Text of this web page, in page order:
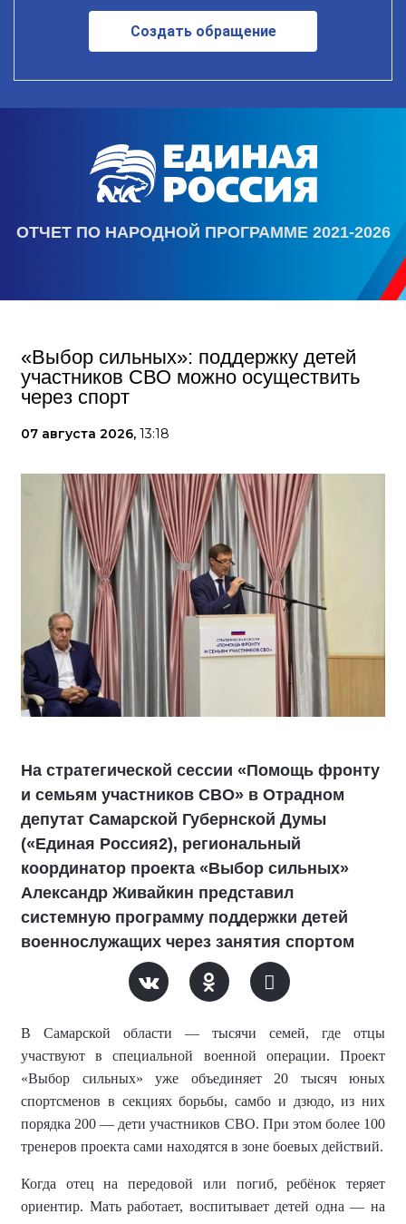
Создать обращение
ОТЧЕТ ПО НАРОДНОЙ ПРОГРАММЕ 2021-2026
«Выбор сильных»: поддержку детей
участников СВО можно осуществить
через спорт
07 августа 2026, 13:18
На стратегической сессии «Помощь фронту
и семьям участников СВО» в Отрадном
депутат Самарской Губернской Думы
(«Единая Россия2), региональный
координатор проекта «Выбор сильных»
Александр Живайкин представил
системную программу поддержки детей
военнослужащих через занятия спортом
В Самарской области — тысячи семей, где отцы
участвуют в специальной военной операции. Проект
«Выбор сильных» уже объединяет 20 тысяч юных
спортсменов в секциях борьбы, самбо и дзюдо, из них
порядка 200 — дети участников СВО. При этом более 100
тренеров проекта сами находятся в зоне боевых действий.
Когда отец на передовой или погиб, ребёнок теряет
ориентир. Мать работает, воспитывает детей одна — на